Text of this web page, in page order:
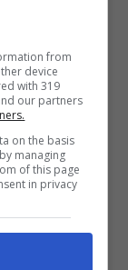
from
device
with 319
our partners
on the basis
managing
of this page
in privacy